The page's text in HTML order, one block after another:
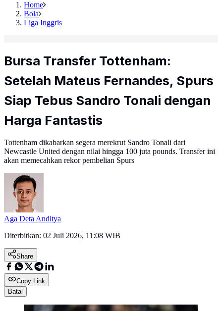
Home
Bola
Liga Inggris
Bursa Transfer Tottenham:
Setelah Mateus Fernandes, Spurs
Siap Tebus Sandro Tonali dengan
Harga Fantastis
Tottenham dikabarkan segera merekrut Sandro Tonali dari
Newcastle United dengan nilai hingga 100 juta pounds. Transfer ini
akan memecahkan rekor pembelian Spurs
Aga Deta Anditya
Diterbitkan: 02 Juli 2026, 11:08 WIB
Share
Copy Link
Batal